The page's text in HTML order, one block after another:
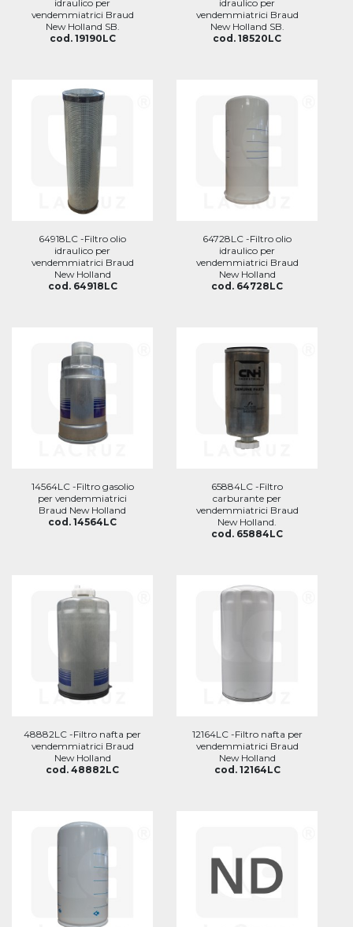
idraulico per
vendemmiatrici Braud
New Holland SB.
cod. 19190LC
idraulico per
vendemmiatrici Braud
New Holland SB.
cod. 18520LC
64918LC -Filtro olio
idraulico per
vendemmiatrici Braud
New Holland
cod. 64918LC
64728LC -Filtro olio
idraulico per
vendemmiatrici Braud
New Holland
cod. 64728LC
14564LC -Filtro gasolio
per vendemmiatrici
Braud New Holland
cod. 14564LC
65884LC -Filtro
carburante per
vendemmiatrici Braud
New Holland.
cod. 65884LC
48882LC -Filtro nafta per
vendemmiatrici Braud
New Holland
cod. 48882LC
12164LC -Filtro nafta per
vendemmiatrici Braud
New Holland
cod. 12164LC